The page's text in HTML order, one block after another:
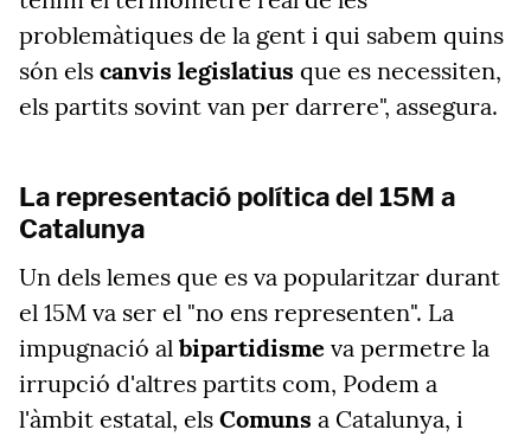
problemàtiques de la gent i qui sabem quins
són els canvis legislatius que es necessiten,
els partits sovint van per darrere", assegura.
La representació política del 15M a
Catalunya
Un dels lemes que es va popularitzar durant
el 15M va ser el "no ens representen". La
impugnació al bipartidisme va permetre la
irrupció d'altres partits com, Podem a
l'àmbit estatal, els Comuns a Catalunya, i